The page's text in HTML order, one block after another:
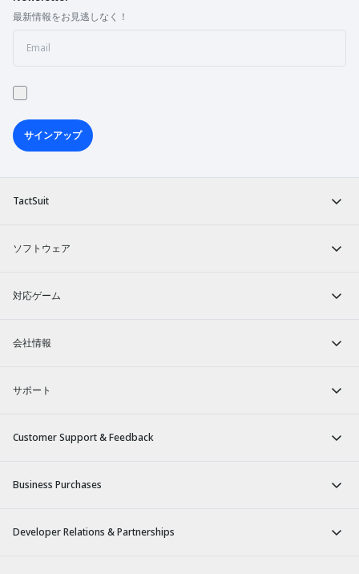
TactSuit
ソフトウェア
対応ゲーム
会社情報
サポート
Customer Support & Feedback
Business Purchases
Developer Relations & Partnerships
最新情報をお見逃しなく！
サインアップ